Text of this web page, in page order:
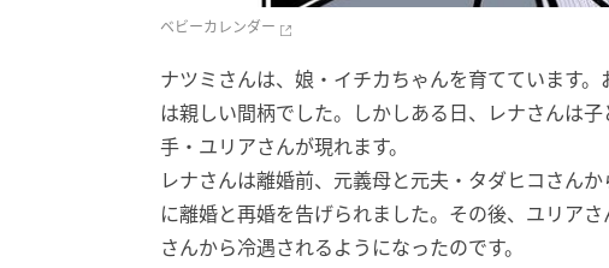
ベビーカレンダー
ナツミさんは、娘・イチカちゃんを育てています
は親しい間柄でした。しかしある日、レナさんは
手・ユリアさんが現れます。
レナさんは離婚前、元義母と元夫・タダヒコさん
に離婚と再婚を告げられました。その後、ユリア
さんから冷遇されるようになったのです。